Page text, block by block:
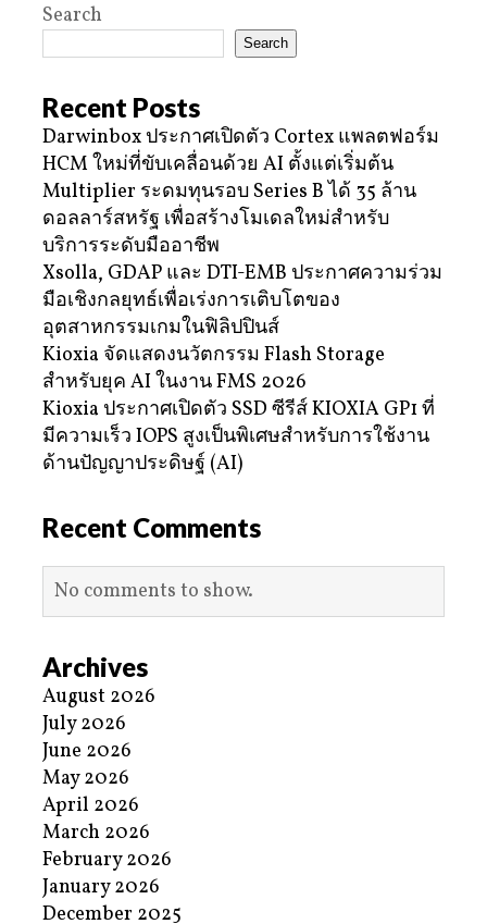
Search
Search
Recent Posts
Darwinbox ประกาศเปิดตัว Cortex แพลตฟอร์ม
HCM ใหม่ที่ขับเคลื่อนด้วย AI ตั้งแต่เริ่มต้น
Multiplier ระดมทุนรอบ Series B ได้ 35 ล้าน
ดอลลาร์สหรัฐ เพื่อสร้างโมเดลใหม่สำหรับ
บริการระดับมืออาชีพ
Xsolla, GDAP และ DTI-EMB ประกาศความร่วม
มือเชิงกลยุทธ์เพื่อเร่งการเติบโตของ
อุตสาหกรรมเกมในฟิลิปปินส์
Kioxia จัดแสดงนวัตกรรม Flash Storage
สำหรับยุค AI ในงาน FMS 2026
Kioxia ประกาศเปิดตัว SSD ซีรีส์ KIOXIA GP1 ที่
มีความเร็ว IOPS สูงเป็นพิเศษสำหรับการใช้งาน
ด้านปัญญาประดิษฐ์ (AI)
Recent Comments
No comments to show.
Archives
August 2026
July 2026
June 2026
May 2026
April 2026
March 2026
February 2026
January 2026
December 2025